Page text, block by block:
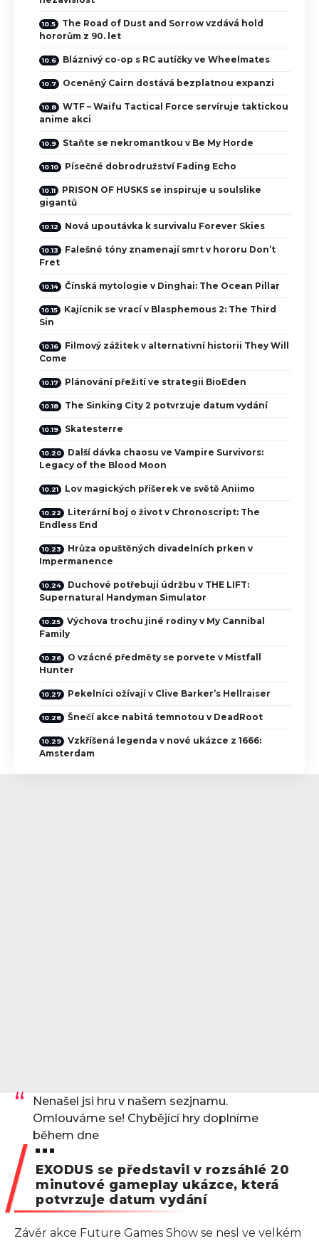
The Road of Dust and Sorrow vzdává hold
hororům z 90. let
Bláznivý co-op s RC autíčky ve Wheelmates
Oceněný Cairn dostává bezplatnou expanzi
WTF – Waifu Tactical Force servíruje taktickou
anime akci
Staňte se nekromantkou v Be My Horde
Písečné dobrodružství Fading Echo
PRISON OF HUSKS se inspiruje u soulslike
gigantů
Nová upoutávka k survivalu Forever Skies
Falešné tóny znamenají smrt v hororu Don’t
Fret
Čínská mytologie v Dinghai: The Ocean Pillar
Kajícnik se vrací v Blasphemous 2: The Third
Sin
Filmový zážitek v alternativní historii They Will
Come
Plánování přežití ve strategii BioEden
The Sinking City 2 potvrzuje datum vydání
Skatesterre
Další dávka chaosu ve Vampire Survivors:
Legacy of the Blood Moon
Lov magických příšerek ve světě Aniimo
Literární boj o život v Chronoscript: The
Endless End
Hrůza opuštěných divadelních prken v
Impermanence
Duchové potřebují údržbu v THE LIFT:
Supernatural Handyman Simulator
Výchova trochu jiné rodiny v My Cannibal
Family
O vzácné předměty se porvete v Mistfall
Hunter
Pekelníci ožívají v Clive Barker’s Hellraiser
Šnečí akce nabitá temnotou v DeadRoot
Vzkříšená legenda v nové ukázce z 1666:
Amsterdam
Nenašel jsi hru v našem sezjnamu.
Omlouváme se! Chybějící hry doplníme
během dne
EXODUS se představil v rozsáhlé 20
minutové gameplay ukázce, která
potvrzuje datum vydání
Závěr akce Future Games Show se nesl ve velkém